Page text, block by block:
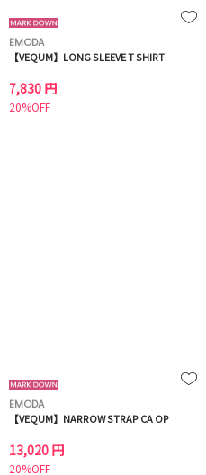
EMODA
【VEQUM】LONG SLEEVE T SHIRT
7,830 円
20%OFF
EMODA
【VEQUM】NARROW STRAP CA OP
13,020 円
20%OFF